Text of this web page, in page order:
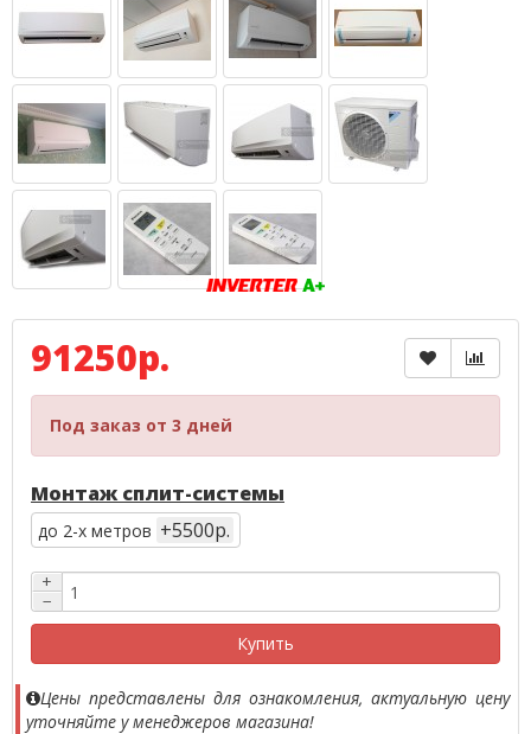
91250р.
Под заказ от 3 дней
Монтаж сплит-системы
до 2-х метров +5500р.
+
−
Купить
Цены представлены для ознакомления, актуальную цену
уточняйте у менеджеров магазина!